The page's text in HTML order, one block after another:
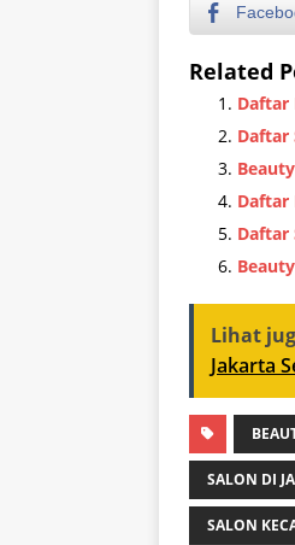
Related
Daftar
Daftar
Daftar
Daftar
Lihat
Jakarta
SALON DI
SALON